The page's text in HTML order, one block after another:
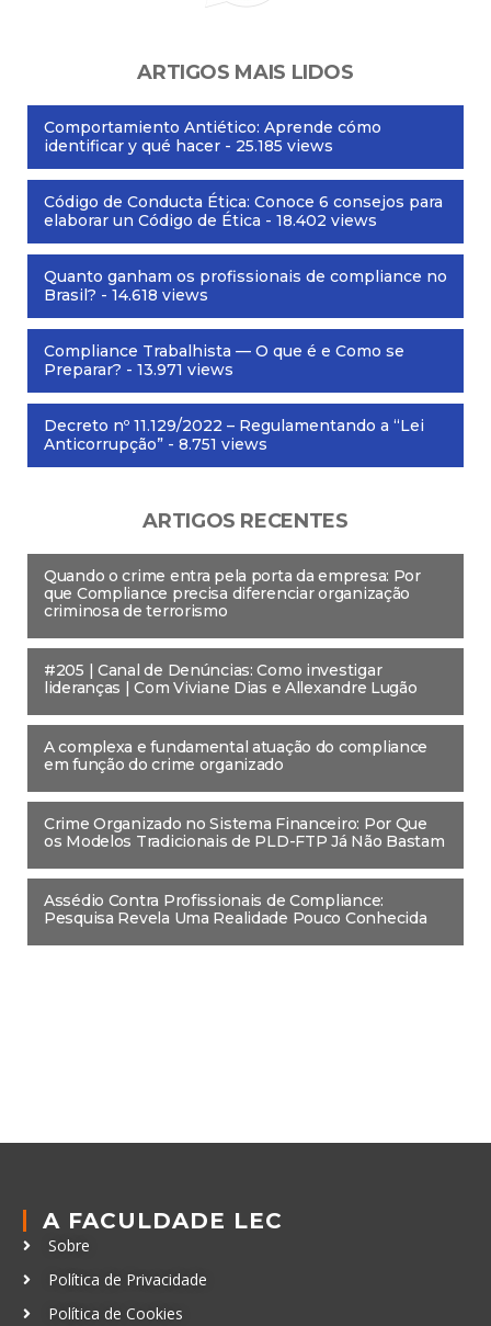
ARTIGOS MAIS LIDOS
Comportamiento Antiético: Aprende cómo
identificar y qué hacer - 25.185 views
Código de Conducta Ética: Conoce 6 consejos para
elaborar un Código de Ética - 18.402 views
Quanto ganham os profissionais de compliance no
Brasil? - 14.618 views
Compliance Trabalhista — O que é e Como se
Preparar? - 13.971 views
Decreto nº 11.129/2022 – Regulamentando a “Lei
Anticorrupção” - 8.751 views
ARTIGOS RECENTES
Quando o crime entra pela porta da empresa: Por
que Compliance precisa diferenciar organização
criminosa de terrorismo
#205 | Canal de Denúncias: Como investigar
lideranças | Com Viviane Dias e Allexandre Lugão
A complexa e fundamental atuação do compliance
em função do crime organizado
Crime Organizado no Sistema Financeiro: Por Que
os Modelos Tradicionais de PLD-FTP Já Não Bastam
Assédio Contra Profissionais de Compliance:
Pesquisa Revela Uma Realidade Pouco Conhecida
A FACULDADE LEC
Sobre
Política de Privacidade
Política de Cookies